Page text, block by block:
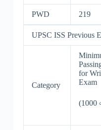
PWD 219
UPSC ISS Previous
Category
for
Exam
(1000